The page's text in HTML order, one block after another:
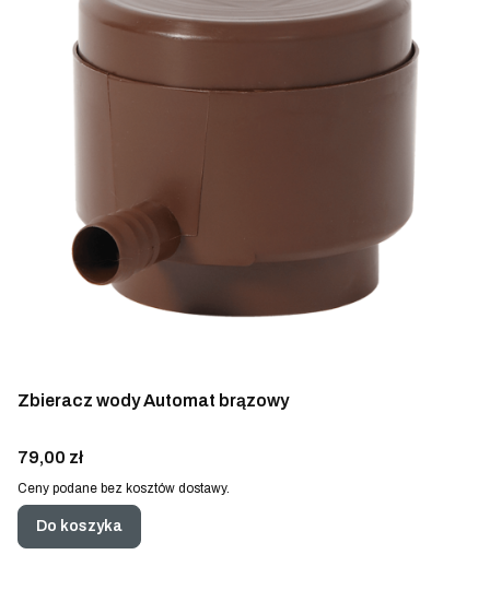
Zbieracz wody Automat brązowy
Cena
79,00 zł
Ceny podane bez kosztów dostawy.
Do koszyka